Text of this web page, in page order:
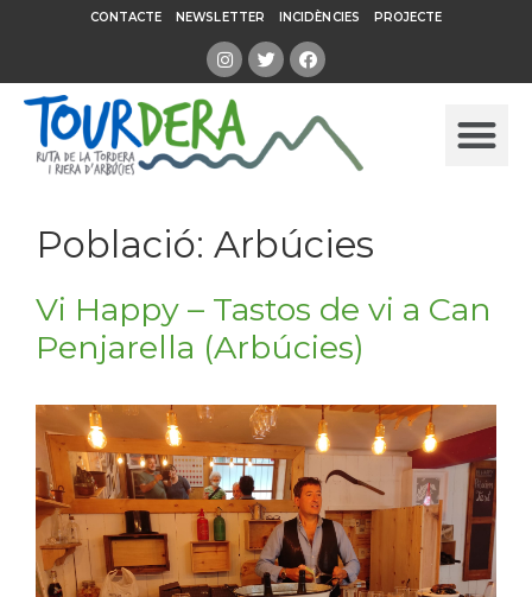
CONTACTE NEWSLETTER INCIDÈNCIES PROJECTE
Població: Arbúcies
Vi Happy – Tastos de vi a Can
Penjarella (Arbúcies)